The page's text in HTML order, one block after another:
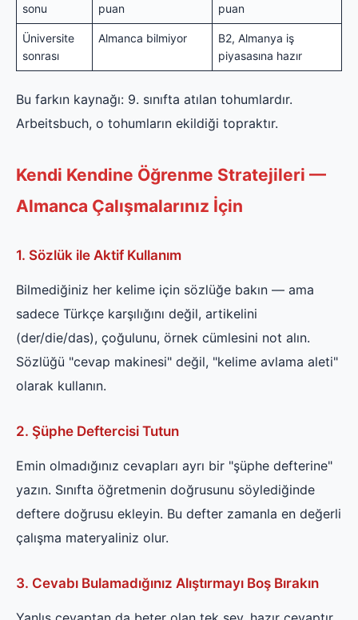
sonu
puan
puan
Üniversite
sonrası
Almanca bilmiyor
B2, Almanya iş
piyasasına hazır
Bu farkın kaynağı: 9. sınıfta atılan tohumlardır.
Arbeitsbuch, o tohumların ekildiği topraktır.
Kendi Kendine Öğrenme Stratejileri —
Almanca Çalışmalarınız İçin
1. Sözlük ile Aktif Kullanım
Bilmediğiniz her kelime için sözlüğe bakın — ama
sadece Türkçe karşılığını değil, artikelini
(der/die/das), çoğulunu, örnek cümlesini not alın.
Sözlüğü "cevap makinesi" değil, "kelime avlama aleti"
olarak kullanın.
2. Şüphe Deftercisi Tutun
Emin olmadığınız cevapları ayrı bir "şüphe defterine"
yazın. Sınıfta öğretmenin doğrusunu söylediğinde
deftere doğrusu ekleyin. Bu defter zamanla en değerli
çalışma materyaliniz olur.
3. Cevabı Bulamadığınız Alıştırmayı Boş Bırakın